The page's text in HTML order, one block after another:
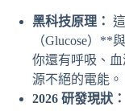
黑科技原理：
（Glucose）**
你還有呼吸、
源不絕的電能。
2026 研發現狀：